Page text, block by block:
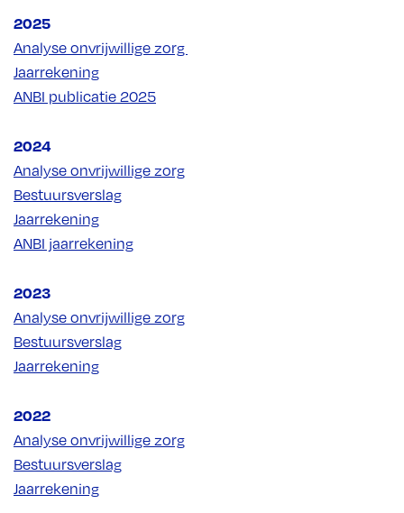
2025
Analyse onvrijwillige zorg
Jaarrekening
ANBI publicatie 2025
2024
Analyse onvrijwillige zorg
Bestuursverslag
Jaarrekening
ANBI jaarrekening
2023
Analyse onvrijwillige zorg
Bestuursverslag
Jaarrekening
2022
Analyse onvrijwillige zorg
Bestuursverslag
Jaarrekening